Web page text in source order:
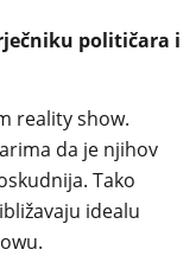
političara i
reality show.
da je njihov
Tako
idealu